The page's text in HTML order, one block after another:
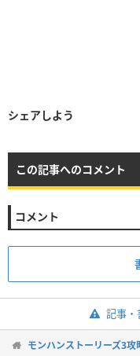
シェアしよう
この記事へのコメント
コメント
記事・
モンハンストーリーズ3攻